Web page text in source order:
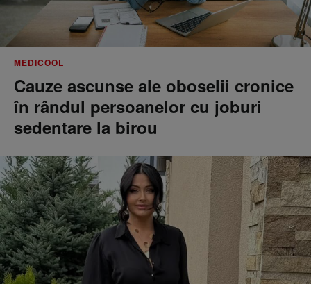
MEDICOOL
Cauze ascunse ale oboselii cronice
în rândul persoanelor cu joburi
sedentare la birou